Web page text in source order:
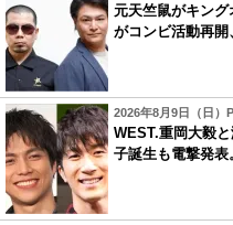
元天竺鼠がキン
がコンビ活動再開
2026年8月9日（日）
WEST.重岡大毅
子誕生も電撃発